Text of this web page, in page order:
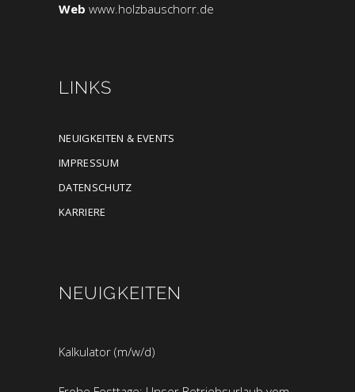
Web www.holzbauschorr.de
LINKS
NEUIGKEITEN & EVENTS
IMPRESSUM
DATENSCHUTZ
KARRIERE
NEUIGKEITEN
Kalkulator (m/w/d)